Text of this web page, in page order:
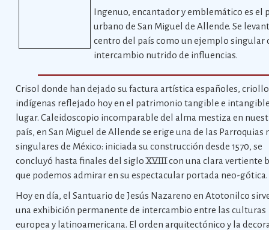
Ingenuo, encantador y emblemático es el
urbano de San Miguel de Allende. Se
centro del país como un ejemplo singular
intercambio nutrido de influencias.
Crisol donde han dejado su factura artística españoles,
indígenas reflejado hoy en el patrimonio tangible e
lugar. Caleidoscopio incomparable del alma mestiza en
país, en San Miguel de Allende se erige una de las Parroquias
singulares de México: iniciada su construcción desde 1570, se
concluyó hasta finales del siglo XVIII con una clara vertiente
que podemos admirar en su espectacular portada neo-gótica.
Hoy en día, el Santuario de Jesús Nazareno en Atotonilco
una exhibición permanente de intercambio entre las culturas
europea y latinoamericana. El orden arquitectónico y la